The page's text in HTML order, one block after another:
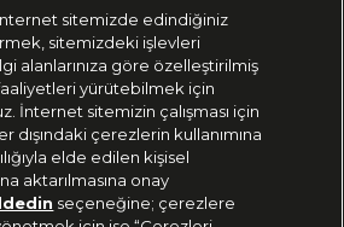
Edin
sitemizde edindiğiniz
sitemizdeki işlevleri
alanlarınıza göre özelleştirilmiş
yürütebilmek için
İnternet sitemizin çalışması için
dışındaki çerezlerin kullanımına
elde edilen kişisel
aktarılmasına onay
seçeneğine; çerezlere